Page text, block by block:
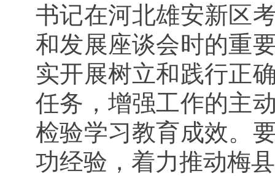
书记在河北雄安新区
和发展座谈会时的重
实开展树立和践行正
任务，增强工作的主
检验学习教育成效。
功经验，着力推动梅